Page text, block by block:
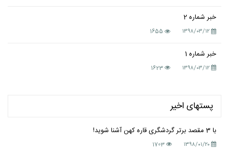
خبر شماره 2
۱۳۹۸/۰۳/۱۲ 1655
خبر شماره 1
۱۳۹۸/۰۳/۱۲ 1623
پستهای اخیر
با 3 مقصد برتر گردشگری قاره کهن آشنا شوید!
۱۳۹۸/۰۱/۲۰ 1703